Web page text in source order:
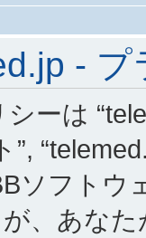
- プ
ーは
”,
ソフトウ
が、あな